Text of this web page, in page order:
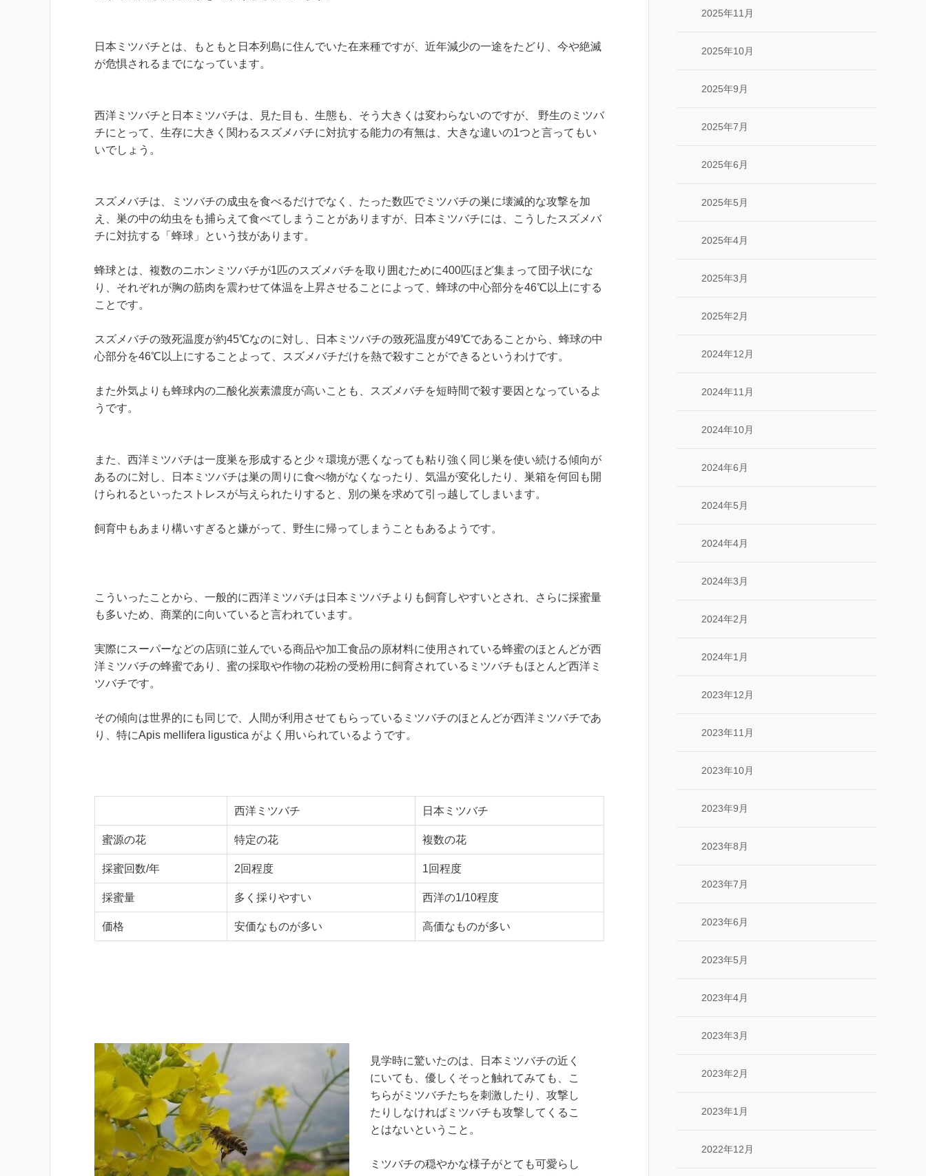
日本ミツバチとは、もともと日本列島に住んでいた在来種ですが、近年減少の一途をたどり、今や絶滅
が危惧されるまでになっています。
西洋ミツバチと日本ミツバチは、見た目も、生態も、そう大きくは変わらないのですが、 野生のミツバ
チにとって、生存に大きく関わるスズメバチに対抗する能力の有無は、大きな違いの1つと言ってもい
いでしょう。
スズメバチは、ミツバチの成虫を食べるだけでなく、たった数匹でミツバチの巣に壊滅的な攻撃を加
え、巣の中の幼虫をも捕らえて食べてしまうことがありますが、日本ミツバチには、こうしたスズメバ
チに対抗する「蜂球」という技があります。
蜂球とは、複数のニホンミツバチが1匹のスズメバチを取り囲むために400匹ほど集まって団子状にな
り、それぞれが胸の筋肉を震わせて体温を上昇させることによって、蜂球の中心部分を46℃以上にする
ことです。
スズメバチの致死温度が約45℃なのに対し、日本ミツバチの致死温度が49℃であることから、蜂球の中
心部分を46℃以上にすることよって、スズメバチだけを熱で殺すことができるというわけです。
また外気よりも蜂球内の二酸化炭素濃度が高いことも、スズメバチを短時間で殺す要因となっているよ
うです。
また、西洋ミツバチは一度巣を形成すると少々環境が悪くなっても粘り強く同じ巣を使い続ける傾向が
あるのに対し、日本ミツバチは巣の周りに食べ物がなくなったり、気温が変化したり、巣箱を何回も開
けられるといったストレスが与えられたりすると、別の巣を求めて引っ越してしまいます。
飼育中もあまり構いすぎると嫌がって、野生に帰ってしまうこともあるようです。
こういったことから、一般的に西洋ミツバチは日本ミツバチよりも飼育しやすいとされ、さらに採蜜量
も多いため、商業的に向いていると言われています。
実際にスーパーなどの店頭に並んでいる商品や加工食品の原材料に使用されている蜂蜜のほとんどが西
洋ミツバチの蜂蜜であり、蜜の採取や作物の花粉の受粉用に飼育されているミツバチもほとんど西洋ミ
ツバチです。
その傾向は世界的にも同じで、人間が利用させてもらっているミツバチのほとんどが西洋ミツバチであ
り、特にApis mellifera ligustica がよく用いられているようです。
西洋ミツバチ 日本ミツバチ
蜜源の花 特定の花 複数の花
採蜜回数/年 2回程度 1回程度
採蜜量 多く採りやすい 西洋の1/10程度
価格 安価なものが多い 高価なものが多い
見学時に驚いたのは、日本ミツバチの近く
にいても、優しくそっと触れてみても、こ
ちらがミツバチたちを刺激したり、攻撃し
たりしなければミツバチも攻撃してくるこ
とはないということ。
ミツバチの穏やかな様子がとても可愛らし
2025年11月
2025年10月
2025年9月
2025年7月
2025年6月
2025年5月
2025年4月
2025年3月
2025年2月
2024年12月
2024年11月
2024年10月
2024年6月
2024年5月
2024年4月
2024年3月
2024年2月
2024年1月
2023年12月
2023年11月
2023年10月
2023年9月
2023年8月
2023年7月
2023年6月
2023年5月
2023年4月
2023年3月
2023年2月
2023年1月
2022年12月